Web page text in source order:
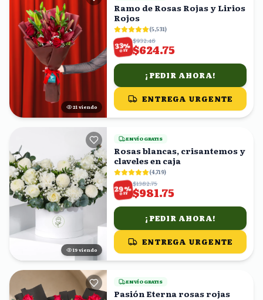
21 viendo
Ramo de Rosas Rojas y Lirios
Rojos
(5,531)
33%
OFF
$932.46
$624.75
¡PEDIR AHORA!
ENTREGA URGENTE
19 viendo
ENVÍO GRATIS
Rosas blancas, crisantemos y
claveles en caja
(4,719)
29%
OFF
$1382.75
$981.75
¡PEDIR AHORA!
ENTREGA URGENTE
ENVÍO GRATIS
Pasión Eterna rosas rojas